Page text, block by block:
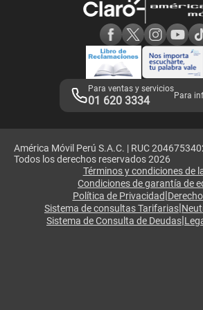
Adquirientes iPhone 6, 6S y SE
Mensaje de Seguridad
Términos y Condiciones de Tienda Claro
Libro de Reclamaciones
Legales de marketplace
Para ventas y servicios
01 620 3334 Para
América Móvil Perú S.A.C. | RUC
Todos los derechos reservados 2026
Términos y condiciones de
Condiciones de garantía de
Política de Privacidad|
Sistema de consultas Tarifarias|
Sistema de Consulta de Deudas|